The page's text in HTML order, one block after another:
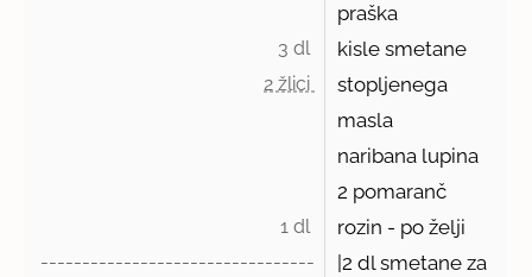
praška
3 dl kisle smetane
2 žlici
stopljenega
masla
naribana lupina
2 pomaranč
1 dl rozin - po želji
---------------------------------
|2 dl smetane za